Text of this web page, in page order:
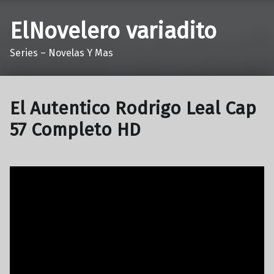
ElNovelero variadito
Series – Novelas Y Mas
El Autentico Rodrigo Leal Cap
57 Completo HD